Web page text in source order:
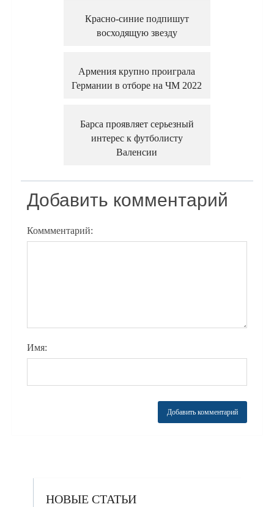
Красно-синие подпишут
восходящую звезду
Армения крупно проиграла
Германии в отборе на ЧМ 2022
Барса проявляет серьезный
интерес к футболисту
Валенсии
Добавить комментарий
Коммментарий:
Имя:
НОВЫЕ СТАТЬИ